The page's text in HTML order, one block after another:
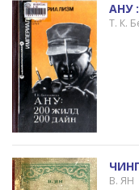
АНУ
Т. К.
В. ЯН